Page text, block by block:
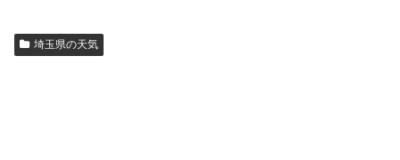
埼玉県の天気